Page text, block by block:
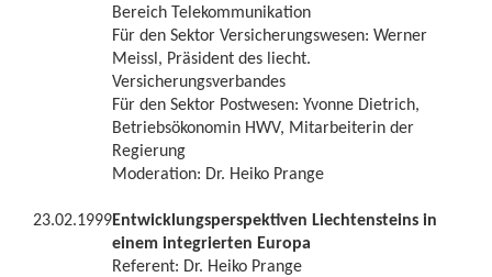
Bereich Telekommunikation
Für den Sektor Versicherungswesen: Werner
Meissl, Präsident des liecht.
Versicherungsverbandes
Für den Sektor Postwesen: Yvonne Dietrich,
Betriebsökonomin HWV, Mitarbeiterin der
Regierung
Moderation: Dr. Heiko Prange
23.02.1999Entwicklungsperspektiven Liechtensteins in
einem integrierten Europa
Referent: Dr. Heiko Prange